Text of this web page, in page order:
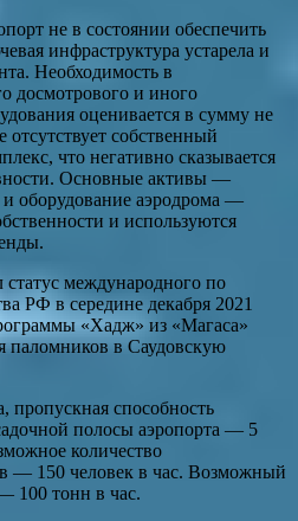
не в состоянии обеспечить
инфраструктура устарела и
Необходимость в
досмотрового и иного
оценивается в сумму не
собственный
что негативно сказывается
Основные активы —
и оборудование аэродрома —
и используются
международного по
РФ в середине декабря 2021
«Хадж» из «Магаса»
паломников в Саудовскую
пропускная способность
полосы аэропорта — 5
количество
— 150 человек в час. Возможный
100 тонн в час.